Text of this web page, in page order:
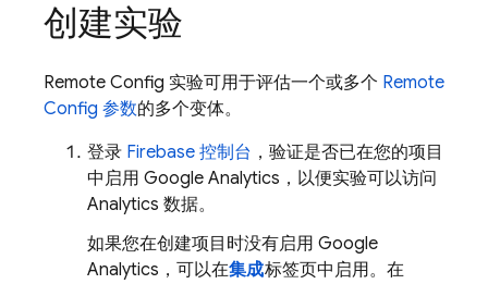
创建实验
Remote Config 实验可用于评估一个或多个 Remote
Config 参数的多个变体。
登录 Firebase 控制台 ，验证是否已在您的项目
中启用 Google Analytics ，以便实验可以访问
Analytics 数据。
如果您在创建项目时没有启用 Google
Analytics ，可以在集成标签页中启用。在